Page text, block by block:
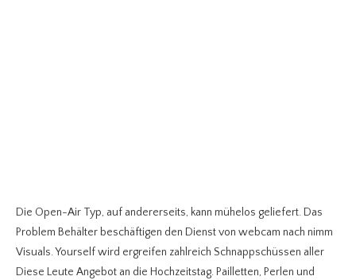
Die Open-Air Typ, auf andererseits, kann mühelos geliefert. Das
Problem Behälter beschäftigen den Dienst von webcam nach nimm
Visuals. Yourself wird ergreifen zahlreich Schnappschüssen aller
Diese Leute Angebot an die Hochzeitstag. Pailletten, Perlen und